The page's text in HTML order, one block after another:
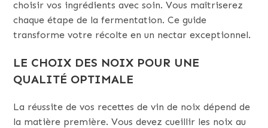
choisir vos ingrédients avec soin. Vous maîtriserez
chaque étape de la fermentation. Ce guide
transforme votre récolte en un nectar exceptionnel.
LE CHOIX DES NOIX POUR UNE
QUALITÉ OPTIMALE
La réussite de vos recettes de vin de noix dépend de
la matière première. Vous devez cueillir les noix au